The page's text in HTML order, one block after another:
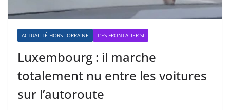
ACTUALITÉ HORS LORRAINE T'ES FRONTALIER SI
Luxembourg : il marche
totalement nu entre les voitures
sur l’autoroute